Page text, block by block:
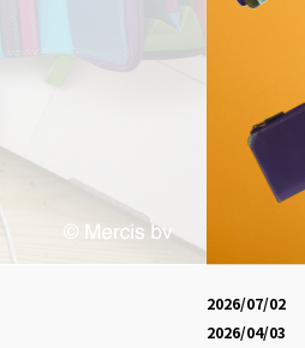
2026/07/02
2026/04/03